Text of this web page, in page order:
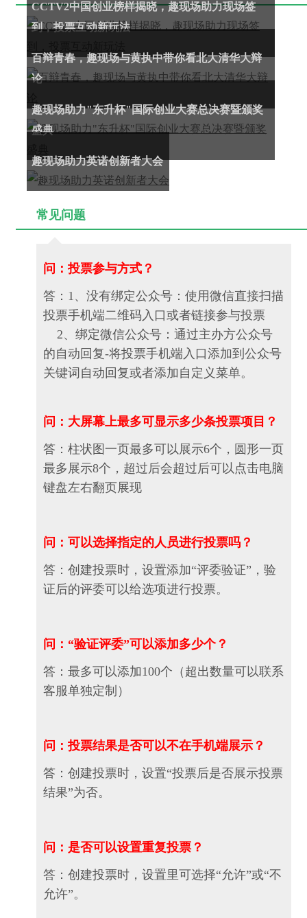
CCTV2中国创业榜样揭晓，趣现场助力现场签
到，投票互动新玩法
百辩青春，趣现场与黄执中带你看北大清华大辩
论
趣现场助力"东升杯"国际创业大赛总决赛暨颁奖
盛典
趣现场助力英诺创新者大会
常见问题
问：投票参与方式？
答：1、没有绑定公众号：使用微信直接扫描
投票手机端二维码入口或者链接参与投票
2、绑定微信公众号：通过主办方公众号
的自动回复-将投票手机端入口添加到公众号
关键词自动回复或者添加自定义菜单。
问：大屏幕上最多可显示多少条投票项目？
答：柱状图一页最多可以展示6个，圆形一页
最多展示8个，超过后会超过后可以点击电脑
键盘左右翻页展现
问：可以选择指定的人员进行投票吗？
答：创建投票时，设置添加“评委验证”，验
证后的评委可以给选项进行投票。
问：“验证评委”可以添加多少个？
答：最多可以添加100个（超出数量可以联系
客服单独定制）
问：投票结果是否可以不在手机端展示？
答：创建投票时，设置“投票后是否展示投票
结果”为否。
问：是否可以设置重复投票？
答：创建投票时，设置里可选择“允许”或“不
允许”。